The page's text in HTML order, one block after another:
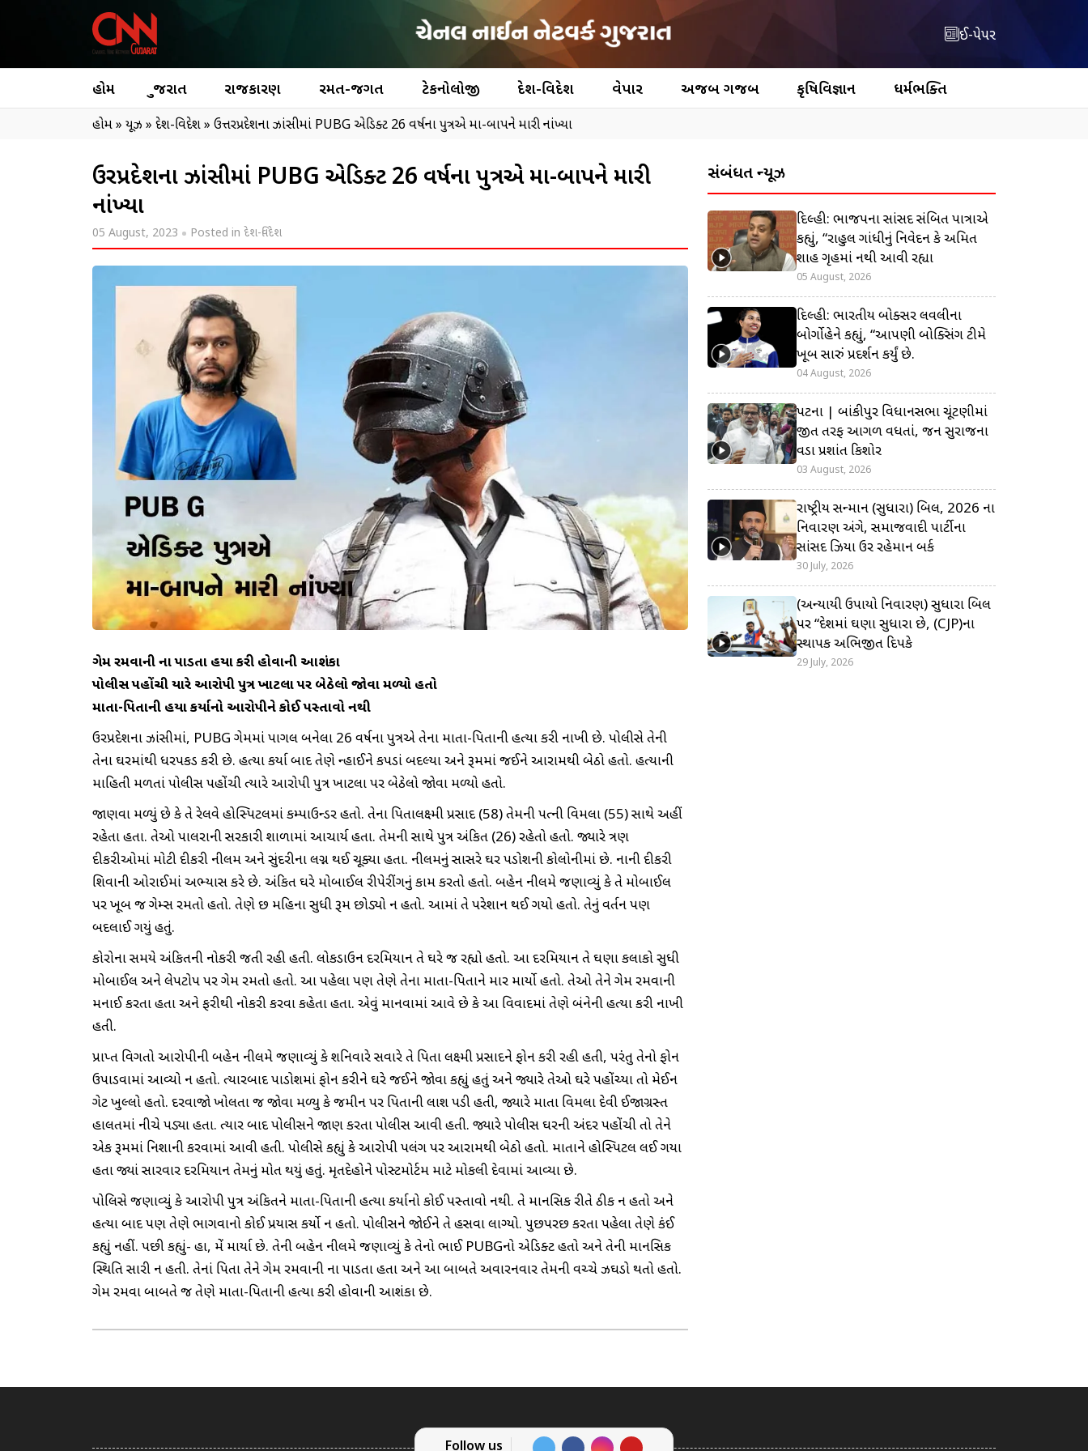
ઈ-પેપર
હોમ ગુજરાત રાજકારણ રમત-જગત ટેકનોલોજી દેશ-વિદેશ વેપાર અજબ ગજબ કૃષિવિજ્ઞાન ધર્મભક્તિ
હોમ» ન્યૂઝ » દેશ-વિદેશ» ઉત્તરપ્રદેશના ઝાંસીમાં PUBG એડિક્ટ 26 વર્ષના પુત્રએ મા-બાપને મારી નાંખ્યા
ઉત્તરપ્રદેશના ઝાંસીમાં PUBG એડિક્ટ 26 વર્ષના પુત્રએ મા-બાપને મારી
નાંખ્યા
05 August, 2023 Posted in દેશ-વિદેશ
ગેમ રમવાની ના પાડતા હત્યા કરી હોવાની આશંકા
પોલીસ પહોંચી ત્યારે આરોપી પુત્ર ખાટલા પર બેઠેલો જોવા મળ્યો હતો
માતા-પિતાની હત્યા કર્યાનો આરોપીને કોઈ પસ્તાવો નથી
ઉત્તરપ્રદેશના ઝાંસીમાં, PUBG ગેમમાં પાગલ બનેલા 26 વર્ષના પુત્રએ તેના માતા-પિતાની હત્યા કરી નાખી છે. પોલીસે તેની
તેના ઘરમાંથી ધરપકડ કરી છે. હત્યા કર્યા બાદ તેણે ન્હાઈને કપડાં બદલ્યા અને રૂમમાં જઈને આરામથી બેઠો હતો. હત્યાની
માહિતી મળતાં પોલીસ પહોંચી ત્યારે આરોપી પુત્ર ખાટલા પર બેઠેલો જોવા મળ્યો હતો.
જાણવા મળ્યું છે કે તે રેલવે હોસ્પિટલમાં કમ્પાઉન્ડર હતો. તેના પિતાલક્ષ્મી પ્રસાદ (58) તેમની પત્ની વિમલા (55) સાથે અહીં
રહેતા હતા. તેઓ પાલરાની સરકારી શાળામાં આચાર્ય હતા. તેમની સાથે પુત્ર અંકિત (26) રહેતો હતો. જ્યારે ત્રણ
દીકરીઓમાં મોટી દીકરી નીલમ અને સુંદરીના લગ્ન થઈ ચૂક્યા હતા. નીલમનું સાસરે ઘર પડોશની કોલોનીમાં છે. નાની દીકરી
શિવાની ઓરાઈમાં અભ્યાસ કરે છે. અંકિત ઘરે મોબાઈલ રીપેરીંગનું કામ કરતો હતો. બહેન નીલમે જણાવ્યું કે તે મોબાઈલ
પર ખૂબ જ ગેમ્સ રમતો હતો. તેણે છ મહિના સુધી રૂમ છોડ્યો ન હતો. આમાં તે પરેશાન થઈ ગયો હતો. તેનું વર્તન પણ
બદલાઈ ગયું હતું.
કોરોના સમયે અંકિતની નોકરી જતી રહી હતી. લોકડાઉન દરમિયાન તે ઘરે જ રહ્યો હતો. આ દરમિયાન તે ઘણા કલાકો સુધી
મોબાઈલ અને લેપટોપ પર ગેમ રમતો હતો. આ પહેલા પણ તેણે તેના માતા-પિતાને માર માર્યો હતો. તેઓ તેને ગેમ રમવાની
મનાઈ કરતા હતા અને ફરીથી નોકરી કરવા કહેતા હતા. એવું માનવામાં આવે છે કે આ વિવાદમાં તેણે બંનેની હત્યા કરી નાખી
હતી.
પ્રાપ્ત વિગતો આરોપીની બહેન નીલમે જણાવ્યું કે શનિવારે સવારે તે પિતા લક્ષ્મી પ્રસાદને ફોન કરી રહી હતી, પરંતુ તેનો ફોન
ઉપાડવામાં આવ્યો ન હતો. ત્યારબાદ પાડોશમાં ફોન કરીને ઘરે જઈને જોવા કહ્યું હતું અને જ્યારે તેઓ ઘરે પહોંચ્યા તો મેઈન
ગેટ ખુલ્લો હતો. દરવાજો ખોલતા જ જોવા મળ્યુ કે જમીન પર પિતાની લાશ પડી હતી, જ્યારે માતા વિમલા દેવી ઈજાગ્રસ્ત
હાલતમાં નીચે પડ્યા હતા. ત્યાર બાદ પોલીસને જાણ કરતા પોલીસ આવી હતી. જ્યારે પોલીસ ઘરની અંદર પહોંચી તો તેને
એક રૂમમાં નિશાની કરવામાં આવી હતી. પોલીસે કહ્યું કે આરોપી પલંગ પર આરામથી બેઠો હતો. માતાને હોસ્પિટલ લઈ ગયા
હતા જ્યાં સારવાર દરમિયાન તેમનું મોત થયું હતું. મૃતદેહોને પોસ્ટમોર્ટમ માટે મોકલી દેવામાં આવ્યા છે.
પોલિસે જણાવ્યું કે આરોપી પુત્ર અંકિતને માતા-પિતાની હત્યા કર્યાનો કોઈ પસ્તાવો નથી. તે માનસિક રીતે ઠીક ન હતો અને
હત્યા બાદ પણ તેણે ભાગવાનો કોઈ પ્રયાસ કર્યો ન હતો. પોલીસને જોઈને તે હસવા લાગ્યો. પુછપરછ કરતા પહેલા તેણે કંઈ
કહ્યું નહીં. પછી કહ્યું- હા, મેં માર્યા છે. તેની બહેન નીલમે જણાવ્યું કે તેનો ભાઈ PUBGનો એડિક્ટ હતો અને તેની માનસિક
સ્થિતિ સારી ન હતી. તેનાં પિતા તેને ગેમ રમવાની ના પાડતા હતા અને આ બાબતે અવારનવાર તેમની વચ્ચે ઝઘડો થતો હતો.
ગેમ રમવા બાબતે જ તેણે માતા-પિતાની હત્યા કરી હોવાની આશંકા છે.
સંબંધિત ન્યૂઝ
દિલ્હી: ભાજપના સાંસદ સંબિત પાત્રાએ
કહ્યું, “રાહુલ ગાંધીનું નિવેદન કે અમિત
શાહ ગૃહમાં નથી આવી રહ્યા
05 August, 2026
દિલ્હી: ભારતીય બોક્સર લવલીના
બોર્ગોહેને કહ્યું, “આપણી બોક્સિંગ ટીમે
ખૂબ સારું પ્રદર્શન કર્યું છે.
04 August, 2026
પટના | બાંકીપુર વિધાનસભા ચૂંટણીમાં
જીત તરફ આગળ વધતાં, જન સુરાજના
વડા પ્રશાંત કિશોર
03 August, 2026
રાષ્ટ્રીય સન્માન (સુધારા) બિલ, 2026 ના
નિવારણ અંગે, સમાજવાદી પાર્ટીના
સાંસદ ઝિયા ઉર રહેમાન બર્ક
30 July, 2026
(અન્યાયી ઉપાયો નિવારણ) સુધારા બિલ
પર “દેશમાં ઘણા સુધારા છે, (CJP)ના
સ્થાપક અભિજીત દિપકે
29 July, 2026